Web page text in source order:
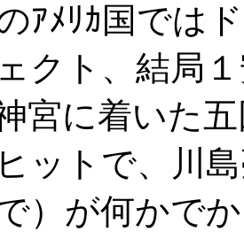
ｱﾒﾘｶ国では
クト、結局
宮に着いた
ットで、川
）が何かで